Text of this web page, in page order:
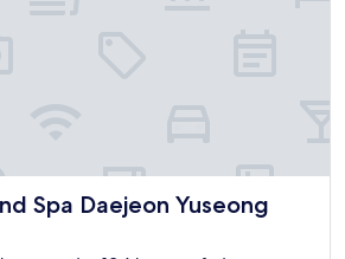
Spa Daejeon Yuseong
Daejeon Yuseong